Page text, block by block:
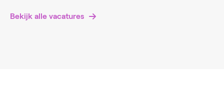
Bekijk alle vacatures